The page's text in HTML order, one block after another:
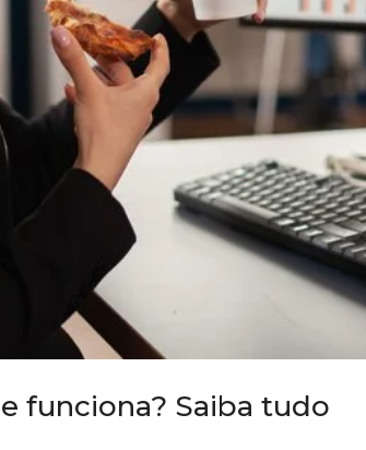
funciona? Saiba tudo